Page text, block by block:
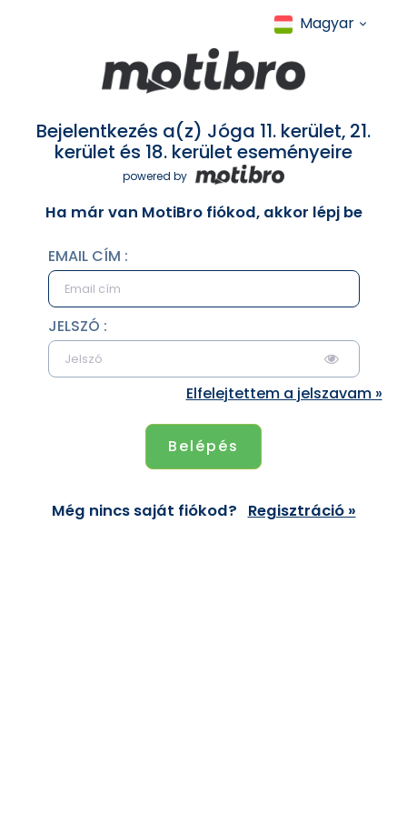
Magyar
Bejelentkezés a(z) Jóga 11. kerület, 21.
kerület és 18. kerület eseményeire
powered by
Ha már van MotiBro fiókod, akkor lépj be
EMAIL CÍM :
JELSZÓ :
Elfelejtettem a jelszavam »
Még nincs saját fiókod? Regisztráció »